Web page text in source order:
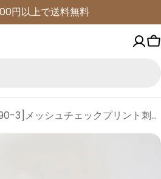
円以上で送料無料
[SAD20390-3]メッシュチェックプリント刺繍Tシャツ